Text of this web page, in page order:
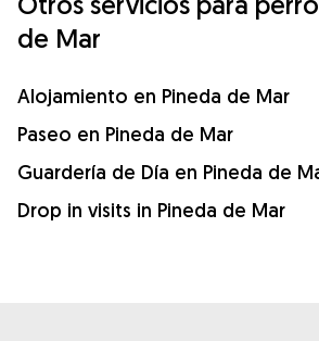
de Mar
Alojamiento en Pineda de Mar
Paseo en Pineda de Mar
Guardería de Día en Pineda de
Drop in visits in Pineda de Mar